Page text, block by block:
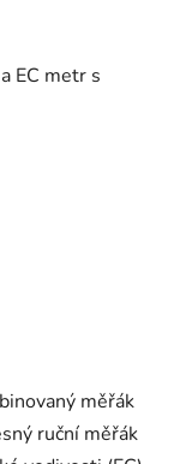
EC metr s
měřák
ruční měřák